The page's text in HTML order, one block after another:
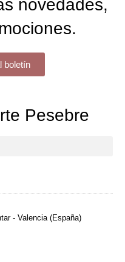
novedades,
boletín
Pesebre
- Valencia (España)